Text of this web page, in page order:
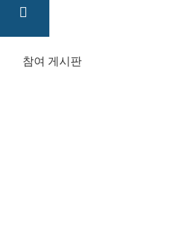
참여 게시판